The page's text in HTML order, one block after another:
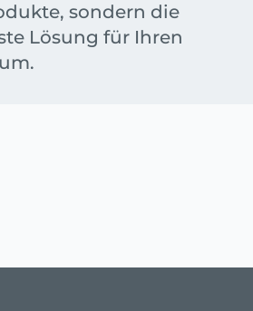
sondern die
Lösung für Ihren